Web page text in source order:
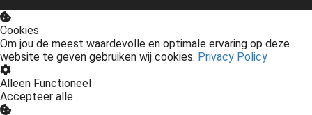
Cookies
Om jou de meest waardevolle en optimale ervaring op deze
website te geven gebruiken wij cookies. Privacy Policy
Alleen Functioneel
Accepteer alle